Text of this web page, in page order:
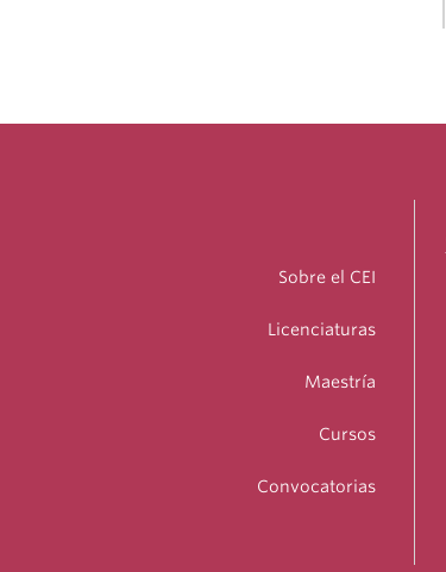
Sobre el CEI
Licenciaturas
Maestría
Cursos
Convocatorias